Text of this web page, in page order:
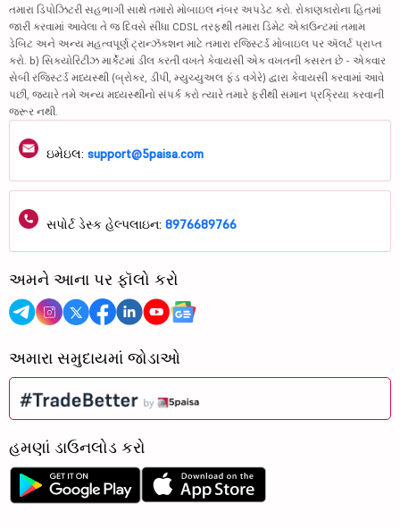
તમારા ડિપોઝિટરી સહભાગી સાથે તમારો મોબાઇલ નંબર અપડેટ કરો. રોકાણકારોના હિતમાં
જારી કરવામાં આવેલા તે જ દિવસે સીધા CDSL તરફથી તમારા ડિમેટ એકાઉન્ટમાં તમામ
ડેબિટ અને અન્ય મહત્વપૂર્ણ ટ્રાન્ઝૅક્શન માટે તમારા રજિસ્ટર્ડ મોબાઇલ પર ઍલર્ટ પ્રાપ્ત
કરો. b) સિક્યોરિટીઝ માર્કેટમાં ડીલ કરતી વખતે કેવાયસી એક વખતની કસરત છે - એકવાર
સેબી રજિસ્ટર્ડ મધ્યસ્થી (બ્રોકર, ડીપી, મ્યુચ્યુઅલ ફંડ વગેરે) દ્વારા કેવાયસી કરવામાં આવે
પછી, જ્યારે તમે અન્ય મધ્યસ્થીનો સંપર્ક કરો ત્યારે તમારે ફરીથી સમાન પ્રક્રિયા કરવાની
જરૂર નથી.
ઇમેઇલ: support@5paisa.com
સપોર્ટ ડેસ્ક હેલ્પલાઇન: 8976689766
અમને આના પર ફૉલો કરો
અમારા સમુદાયમાં જોડાઓ
હમણાં ડાઉનલોડ કરો